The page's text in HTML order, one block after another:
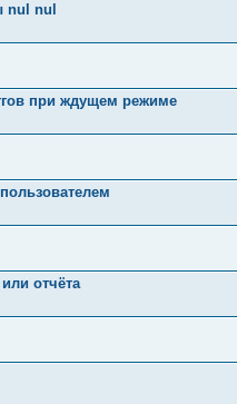
nul nul
при ждущем режиме
отчёта